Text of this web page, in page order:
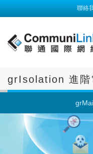
聯絡
grIsolation 進階